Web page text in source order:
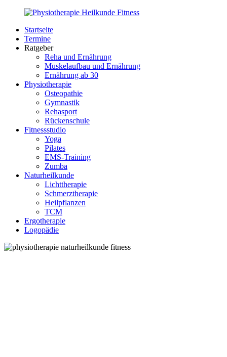
Zurück
Inhalt
PhysioMed-
Fit.de
Gesundheit
Startseite
Termine
Ratgeber
Reha und Ernährung
Muskelaufbau und Ernährung
Ernährung ab 30
Physiotherapie
Osteopathie
Gymnastik
Rehasport
Rückenschule
Fitnessstudio
Yoga
Pilates
EMS-Training
Zumba
Naturheilkunde
Lichttherapie
Schmerztherapie
Heilpflanzen
TCM
Ergotherapie
Logopädie